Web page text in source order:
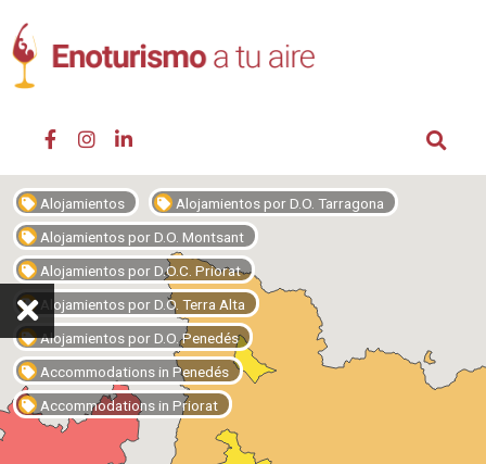
Alojamientos
Alojamientos por D.O. Tarragona
Alojamientos por D.O. Montsant
Alojamientos por D.O.C. Priorat
Alojamientos por D.O. Terra Alta
Alojamientos por D.O. Penedés
Accommodations in Penedés
Accommodations in Priorat